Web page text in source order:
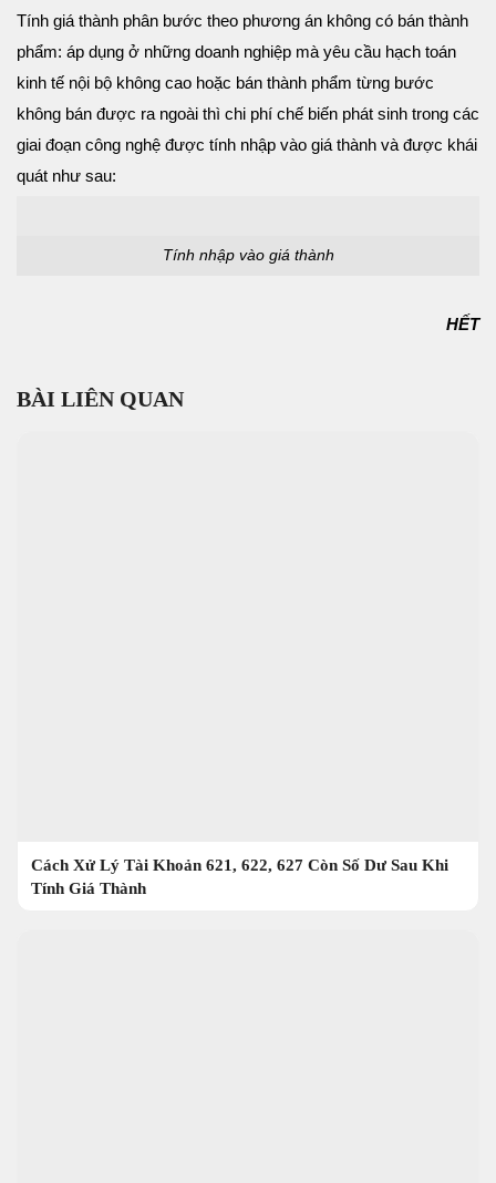
Tính giá thành phân bước theo phương án không có bán thành
phẩm: áp dụng ở những doanh nghiệp mà yêu cầu hạch toán
kinh tế nội bộ không cao hoặc bán thành phẩm từng bước
không bán được ra ngoài thì chi phí chế biến phát sinh trong các
giai đoạn công nghệ được tính nhập vào giá thành và được khái
quát như sau:
Tính nhập vào giá thành
HẾT
BÀI LIÊN QUAN
Cách Xử Lý Tài Khoản 621, 622, 627 Còn Số Dư Sau Khi
Tính Giá Thành